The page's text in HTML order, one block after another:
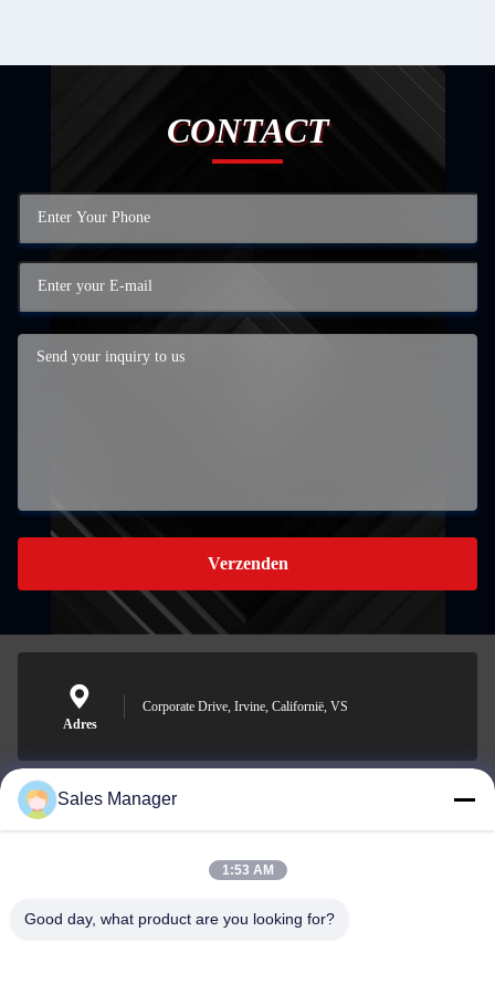
CONTACT
Verzenden
Adres
Corporate Drive, Irvine, Californië, VS
sales@ltcircuit.com
Sales Manager
1:53 AM
Good day, what product are you looking for?